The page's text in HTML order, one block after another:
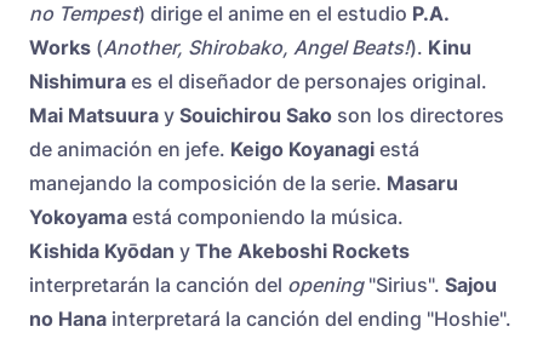
no Tempest) dirige el anime en el estudio P.A.
Works (Another, Shirobako, Angel Beats!). Kinu
Nishimura es el diseñador de personajes original.
Mai Matsuura y Souichirou Sako son los directores
de animación en jefe. Keigo Koyanagi está
manejando la composición de la serie. Masaru
Yokoyama está componiendo la música.
Kishida Kyōdan y The Akeboshi Rockets
interpretarán la canción del opening"Sirius". Sajou
no Hana interpretará la canción del ending "Hoshie".